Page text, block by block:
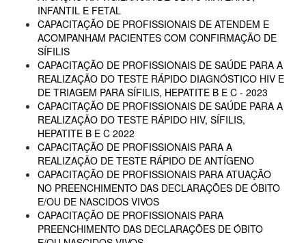
INFANTIL E FETAL
CAPACITAÇÃO DE PROFISSIONAIS DE ATENDEM E
ACOMPANHAM PACIENTES COM CONFIRMAÇÃO DE
SÍFILIS
CAPACITAÇÃO DE PROFISSIONAIS DE SAÚDE PARA A
REALIZAÇÃO DO TESTE RÁPIDO DIAGNÓSTICO HIV E
DE TRIAGEM PARA SÍFILIS, HEPATITE B E C - 2023
CAPACITAÇÃO DE PROFISSIONAIS DE SAÚDE PARA A
REALIZAÇÃO DO TESTE RÁPIDO HIV, SÍFILIS,
HEPATITE B E C 2022
CAPACITAÇÃO DE PROFISSIONAIS PARA A
REALIZAÇÃO DE TESTE RÁPIDO DE ANTÍGENO
CAPACITAÇÃO DE PROFISSIONAIS PARA ATUAÇÃO
NO PREENCHIMENTO DAS DECLARAÇÕES DE ÓBITO
E/OU DE NASCIDOS VIVOS
CAPACITAÇÃO DE PROFISSIONAIS PARA
PREENCHIMENTO DAS DECLARAÇÕES DE ÓBITO